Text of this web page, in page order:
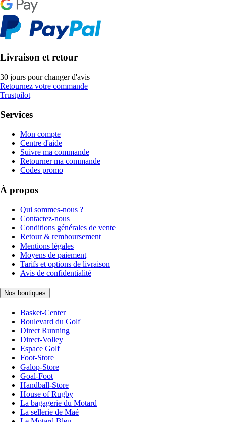
Livraison et retour
30 jours pour changer d'avis
Retournez votre commande
Trustpilot
Services
Mon compte
Centre d'aide
Suivre ma commande
Retourner ma commande
Codes promo
À propos
Qui sommes-nous ?
Contactez-nous
Conditions générales de vente
Retour & remboursement
Mentions légales
Moyens de paiement
Tarifs et options de livraison
Avis de confidentialité
Nos boutiques
Basket-Center
Boulevard du Golf
Direct Running
Direct-Volley
Espace Golf
Foot-Store
Galop-Store
Goal-Foot
Handball-Store
House of Rugby
La bagagerie du Motard
La sellerie de Maé